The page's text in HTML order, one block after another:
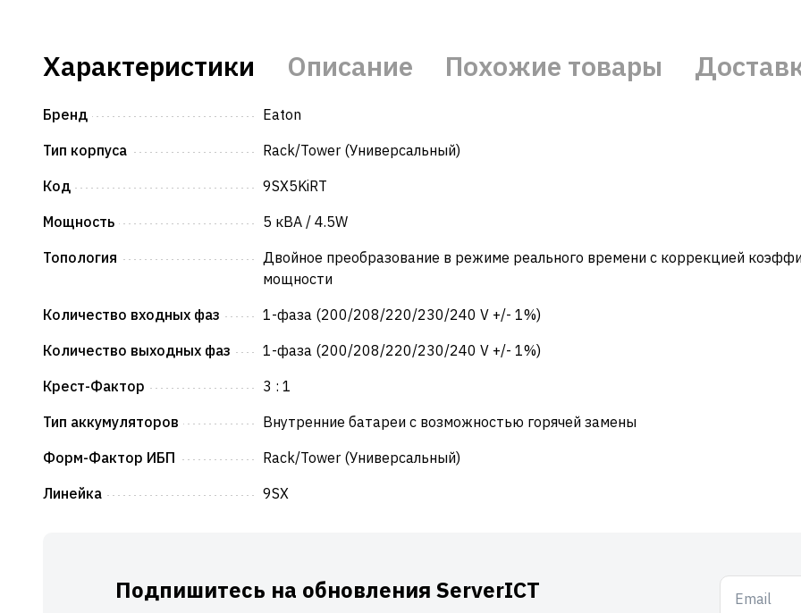
Характеристики Описание Похожие товары
Бренд
Eaton
Тип корпуса
Rack/Tower (Универсальный)
Код
9SX5KiRT
Мощность
5 кВА / 4.5W
Топология
Двойное преобразование в режиме реального времени с коррекцией
мощности
Количество входных фаз
1-фаза (200/208/220/230/240 V +/- 1%)
Количество выходных фаз
1-фаза (200/208/220/230/240 V +/- 1%)
Крест-Фактор
3 : 1
Тип аккумуляторов
Внутренние батареи с возможностью горячей замены
Форм-Фактор ИБП
Rack/Tower (Универсальный)
Линейка
9SX
Подпишитесь на обновления ServerICT